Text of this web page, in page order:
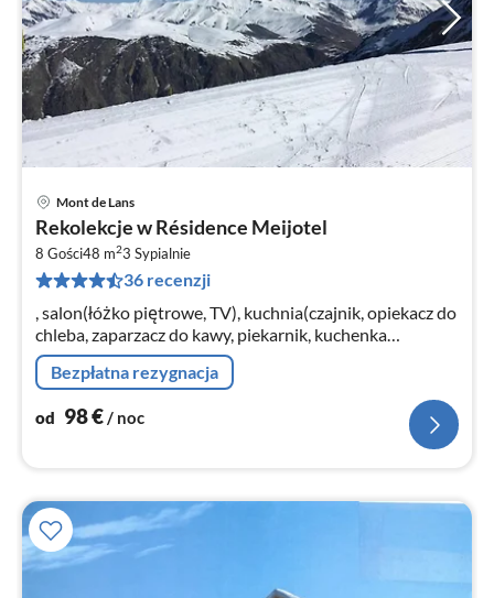
Mont de Lans
Rekolekcje w Résidence Meijotel
8 Gości48 m23 Sypialnie
36 recenzji
, salon(łóżko piętrowe, TV), kuchnia(czajnik, opiekacz do
chleba, zaparzacz do kawy, piekarnik, kuchenka
mikrofalowa, zmywarka do naczyń, lodówka, )
Bezpłatna rezygnacja
od 98€/ noc